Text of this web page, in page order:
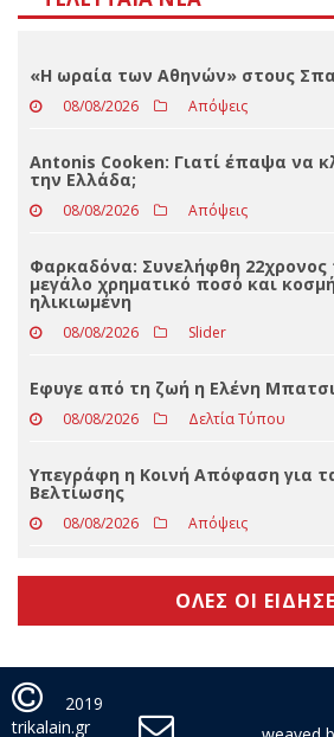
ΤΕΛΕΥΤΑΊΑ ΝΈΑ
«Η ωραία των Αθηνών» στους
08/08/2026 Απόψεις
Antonis Cooken: Γιατί έπαψα να
την Ελλάδα;
08/08/2026
μεγάλο χρηματικό ποσό και
ηλικιωμένη
Eφυγε από τη ζωή η Ελένη
08/08/2026 Δελτία Τύπου
Υπεγράφη η Κοινή Απόφαση για
08/08/2026 Απόψεις